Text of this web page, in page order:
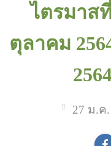
ไตรมาส
ตุลาคม
27 ม.ค.